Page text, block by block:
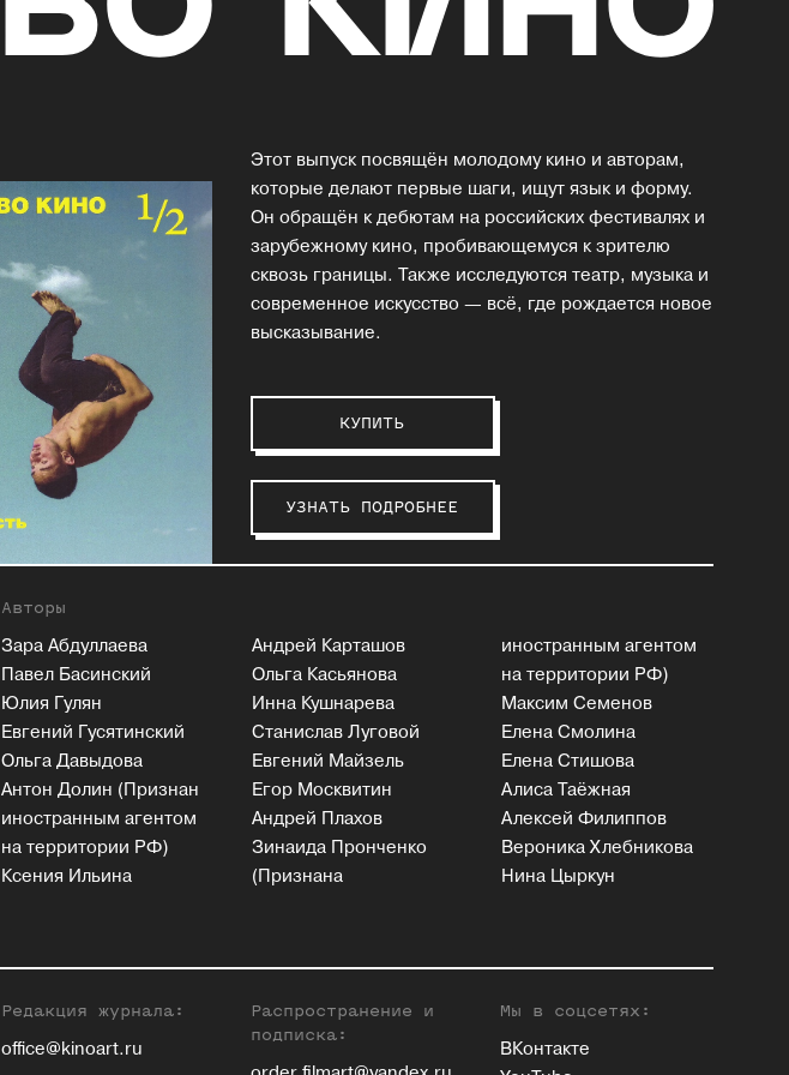
Этот выпуск посвящён молодому кино и авторам,
которые делают первые шаги, ищут язык и форму.
Он обращён к дебютам на российских фестивалях и
зарубежному кино, пробивающемуся к зрителю
сквозь границы. Также исследуются театр, музыка и
современное искусство — всё, где рождается новое
высказывание.
КУПИТЬ
УЗНАТЬ ПОДРОБНЕЕ
Авторы
Зара Абдуллаева
Павел Басинский
Юлия Гулян
Евгений Гусятинский
Ольга Давыдова
Антон Долин (Признан
иностранным агентом
на территории РФ)
Ксения Ильина
Андрей Карташов
Ольга Касьянова
Инна Кушнарева
Станислав Луговой
Евгений Майзель
Егор Москвитин
Андрей Плахов
Зинаида Пронченко
(Признана
иностранным агентом
на территории РФ)
Максим Семенов
Елена Смолина
Елена Стишова
Алиса Таёжная
Алексей Филиппов
Вероника Хлебникова
Нина Цыркун
Редакция журнала:
office@kinoart.ru
Распространение и
подписка:
Мы в соцсетях:
ВКонтакте